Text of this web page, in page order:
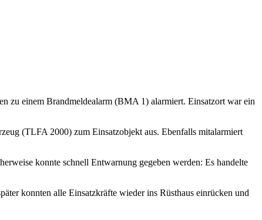
zu einem Brandmeldealarm (BMA 1) alarmiert. Einsatzort war ein
(TLFA 2000) zum Einsatzobjekt aus. Ebenfalls mitalarmiert
konnte schnell Entwarnung gegeben werden: Es handelte
konnten alle Einsatzkräfte wieder ins Rüsthaus einrücken und